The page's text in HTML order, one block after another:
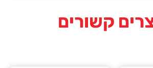
קשורים